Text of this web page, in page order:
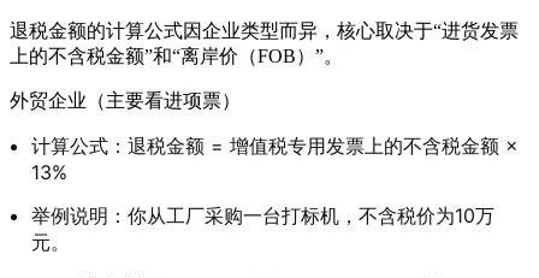
退税金额的计算公式因企业类型而异，核心取决于“进货发票
上的不含税金额”和“离岸价（FOB）”。
外贸企业（主要看进项票）
计算公式：退税金额 = 增值税专用发票上的不含税金额 ×
13%
举例说明：你从工厂采购一台打标机，不含税价为10万
元。